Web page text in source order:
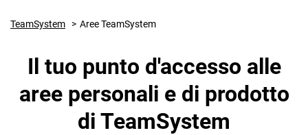
TeamSystem Aree TeamSystem
Il tuo punto d'accesso alle
aree personali e di prodotto
di TeamSystem